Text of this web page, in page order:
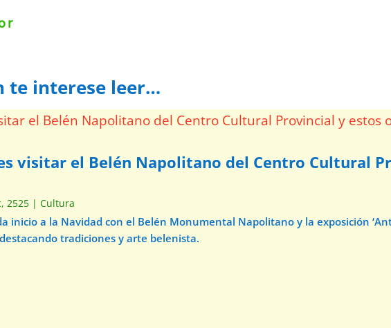
te interese leer…
visitar el Belén Napolitano del Centro Cultural
2525 |Cultura
inicio a la Navidad con el Belén Monumental Napolitano y la exposición
tradiciones y arte belenista.